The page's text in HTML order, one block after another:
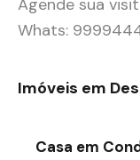
Agende sua
Whats:
Imóveis em
Casa em